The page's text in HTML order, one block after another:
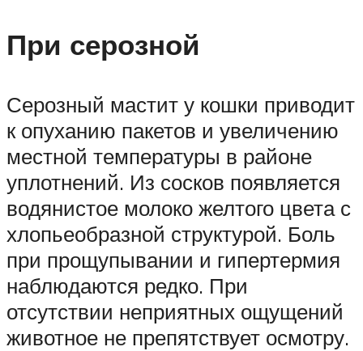
При серозной
Серозный мастит у кошки приводит
к опуханию пакетов и увеличению
местной температуры в районе
уплотнений. Из сосков появляется
водянистое молоко желтого цвета с
хлопьеобразной структурой. Боль
при прощупывании и гипертермия
наблюдаются редко. При
отсутствии неприятных ощущений
животное не препятствует осмотру.